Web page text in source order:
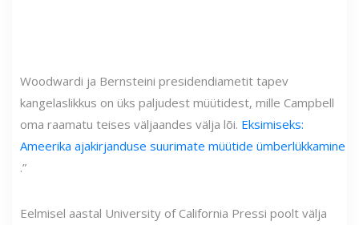
Woodwardi ja Bernsteini presidendiametit tapev
kangelaslikkus on üks paljudest müütidest, mille Campbell
oma raamatu teises väljaandes välja lõi. Eksimiseks:
Ameerika ajakirjanduse suurimate müütide ümberlükkamine
.”
Eelmisel aastal University of California Pressi poolt välja